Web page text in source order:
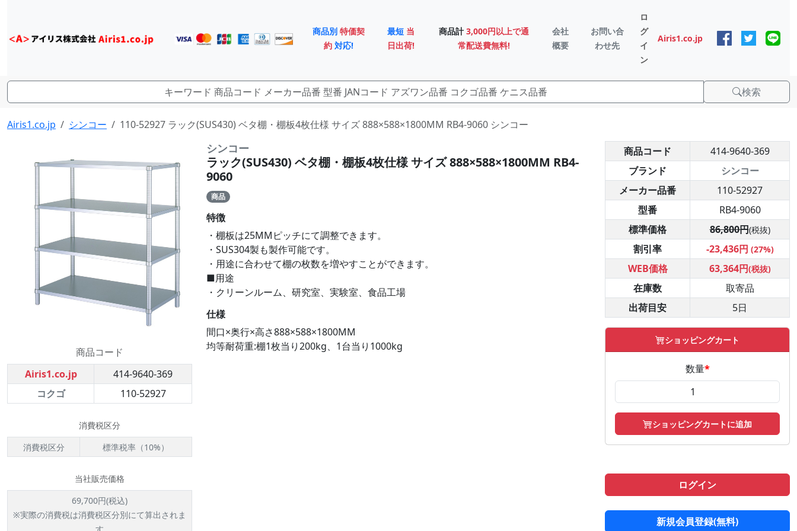
商品別 特価契
約 対応!
最短 当
日出荷!
商品計 3,000円以上で通
常配送費無料!
会社
概要
お問い合
わせ先
ロ
グ
イ
ン
Airis1.co.jp
検索
Airis1.co.jp シンコー 110-52927 ラック(SUS430) ベタ棚・棚板4枚仕様 サイズ 888×588×1800MM RB4-9060 シンコー
商品コード
Airis1.co.jp
414-9640-369
コクゴ
110-52927
消費税区分
消費税区分
標準税率（10%）
当社販売価格
69,700円(税込)
※実際の消費税は消費税区分別にて算出されま
シンコー
ラック(SUS430) ベタ棚・棚板4枚仕様 サイズ 888×588×1800MM RB4-
9060
商品
特徴
・棚板は25MMピッチにて調整できます。
・SUS304製も製作可能です。
・用途に合わせて棚の枚数を増やすことができます。
■用途
・クリーンルーム、研究室、実験室、食品工場
仕様
間口×奥行×高さ888×588×1800MM
均等耐荷重:棚1枚当り200kg、1台当り1000kg
商品コード
414-9640-369
ブランド
シンコー
メーカー品番
110-52927
型番
RB4-9060
標準価格
86,800円(税抜)
割引率 -23,436円 (27%)
WEB価格 63,364円(税抜)
在庫数
取寄品
出荷目安
5日
ショッピングカート
数量*
ショッピングカートに追加
ログイン
新規会員登録(無料)